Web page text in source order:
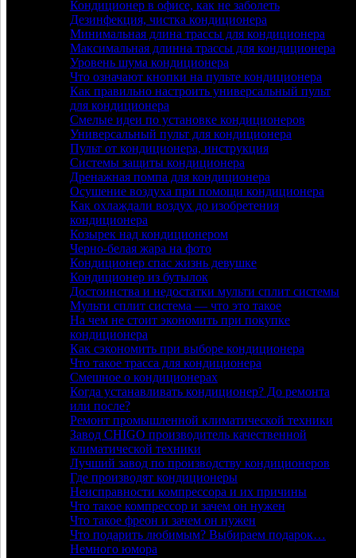
Кондиционер в офисе, как не заболеть
Дезинфекция, чистка кондиционера
Минимальная длина трассы для кондиционера
Максимальная длинна трассы для кондиционера
Уровень шума кондиционера
Что означают кнопки на пульте кондиционера
Как правильно настроить универсальный пульт
для кондиционера
Смелые идеи по установке кондиционеров
Универсальный пульт для кондиционера
Пульт от кондиционера, инструкция
Системы защиты кондиционера
Дренажная помпа для кондиционера
Осушение воздуха при помощи кондиционера
Как охлаждали воздух до изобретения
кондиционера
Козырек над кондиционером
Черно-белая жара на фото
Кондиционер спас жизнь девушке
Кондиционер из бутылок
Достоинства и недостатки мульти сплит системы
Мульти сплит система — что это такое
На чем не стоит экономить при покупке
кондиционера
Как сэкономить при выборе кондиционера
Что такое трасса для кондиционера
Смешное о кондиционерах
Когда устанавливать кондиционер? До ремонта
или после?
Ремонт промышленной климатической техники
Завод CHIGO производитель качественной
климатической техники
Лучший завод по производству кондиционеров
Где производят кондиционеры
Неисправности компрессора и их причины
Что такое компрессор и зачем он нужен
Что такое фреон и зачем он нужен
Что подарить любимым? Выбираем подарок…
Немного юмора